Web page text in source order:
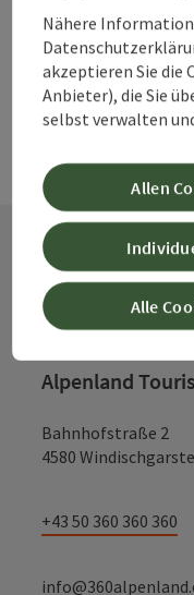
powered by
Alpenland
Bahnhofstraße 2
4580
+43 50 360 360 360
Nähere
akzeptieren Sie die
Anbieter), die Sie
selbst verwalten
Alle
Allen